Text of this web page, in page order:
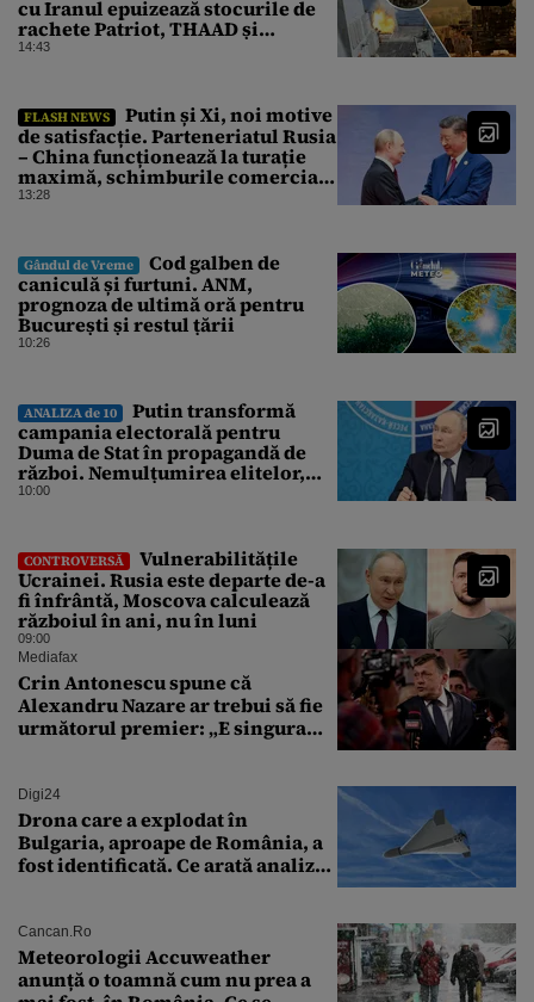
cu Iranul epuizează stocurile de
rachete Patriot, THAAD și
Tomahawk?
14:43
FLASH NEWS
Putin și Xi, noi motive
de satisfacție. Parteneriatul Rusia
– China funcționează la turație
maximă, schimburile comerciale
ating niveluri record
13:28
Gândul de Vreme
Cod galben de
caniculă și furtuni. ANM,
prognoza de ultimă oră pentru
București și restul țării
10:26
ANALIZA de 10
Putin transformă
campania electorală pentru
Duma de Stat în propagandă de
război. Nemulțumirea elitelor,
tratată cu indiferență la Kremlin
10:00
CONTROVERSĂ
Vulnerabilitățile
Ucrainei. Rusia este departe de-a
fi înfrântă, Moscova calculează
războiul în ani, nu în luni
09:00
Mediafax
Crin Antonescu spune că
Alexandru Nazare ar trebui să fie
următorul premier: „E singura
Digi24
Drona care a explodat în
Bulgaria, aproape de România, a
fost identificată. Ce arată analiza
Cancan.ro
Meteorologii Accuweather
anunță o toamnă cum nu prea a